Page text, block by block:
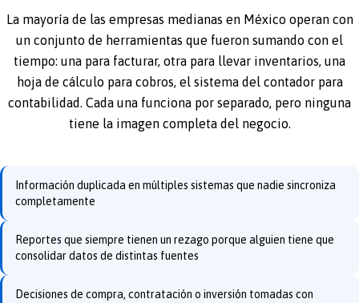
La mayoría de las empresas medianas en México operan con
un conjunto de herramientas que fueron sumando con el
tiempo: una para facturar, otra para llevar inventarios, una
hoja de cálculo para cobros, el sistema del contador para
contabilidad. Cada una funciona por separado, pero ninguna
tiene la imagen completa del negocio.
Información duplicada en múltiples sistemas que nadie sincroniza
completamente
Reportes que siempre tienen un rezago porque alguien tiene que
consolidar datos de distintas fuentes
Decisiones de compra, contratación o inversión tomadas con